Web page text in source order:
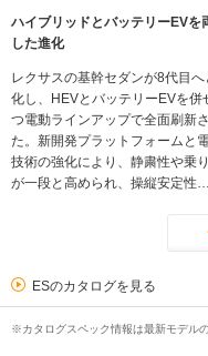
ハイブリッドとバッテリーEVを
した進化
レクサスの基幹セダンが8代目へ
化し、HEVとバッテリーEVを併
つ電動ラインアップで全面刷新
た。新開発プラットフォームと
技術の強化により、静粛性や乗
が一段と高められ、操縦安定性…
ESのカタログを見る
※カタログスペック情報は最新モデルの